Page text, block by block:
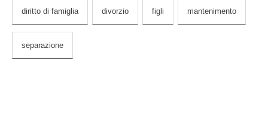
diritto di famiglia divorzio figli mantenimento
separazione